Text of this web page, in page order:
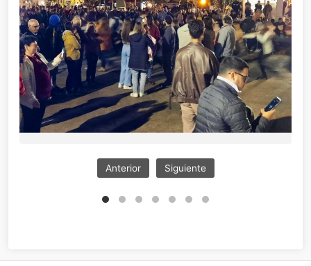
Anterior Siguiente